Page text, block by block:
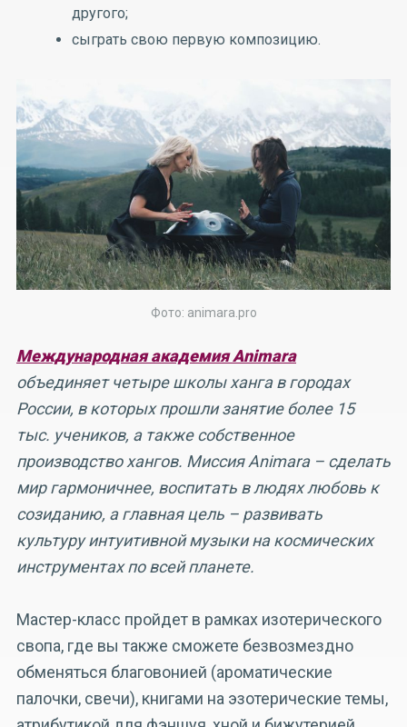
другого;
сыграть свою первую композицию.
Фото: animara.pro
Международная академия Animara
объединяет четыре школы ханга в городах
России, в которых прошли занятие более 15
тыс. учеников, а также собственное
производство хангов. Миссия Animara – сделать
мир гармоничнее, воспитать в людях любовь к
созиданию, а главная цель – развивать
культуру интуитивной музыки на космических
инструментах по всей планете.
Мастер-класс пройдет в рамках изотерического
свопа, где вы также сможете безвозмездно
обменяться благовонией (ароматические
палочки, свечи), книгами на эзотерические темы,